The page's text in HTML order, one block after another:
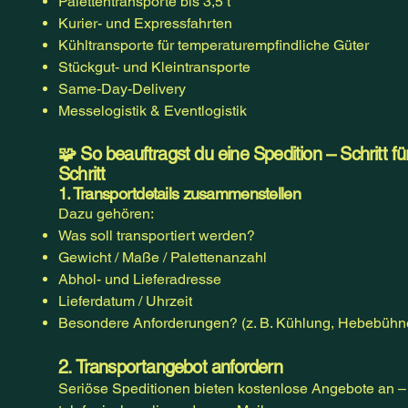
Kurier- und Expressfahrten
Kühltransporte für temperaturempfindliche Güter
Stückgut- und Kleintransporte
Same-Day-Delivery
Messelogistik & Eventlogistik
🧩 So beauftragst du eine Spedition – Schritt
Schritt
1. Transportdetails zusammenstellen
Dazu gehören:
Was soll transportiert werden?
Gewicht / Maße / Palettenanzahl
Abhol- und Lieferadresse
Lieferdatum / Uhrzeit
Besondere Anforderungen? (z. B. Kühlung,
2. Transportangebot anfordern
Seriöse Speditionen bieten kostenlose Angebote an –